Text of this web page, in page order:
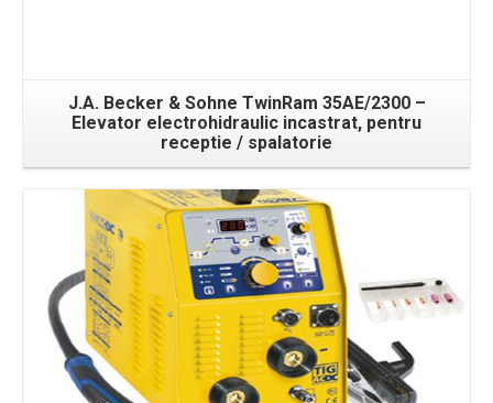
J.A. Becker & Sohne TwinRam 35AE/2300 –
Elevator electrohidraulic incastrat, pentru
receptie / spalatorie
Detalii